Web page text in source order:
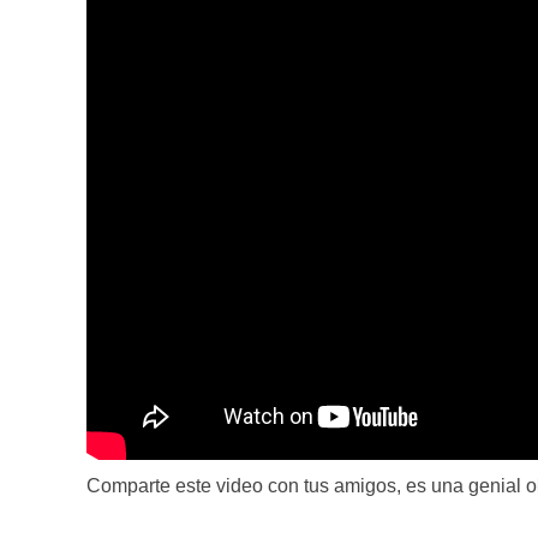
Comparte este video con tus amigos, es una genial